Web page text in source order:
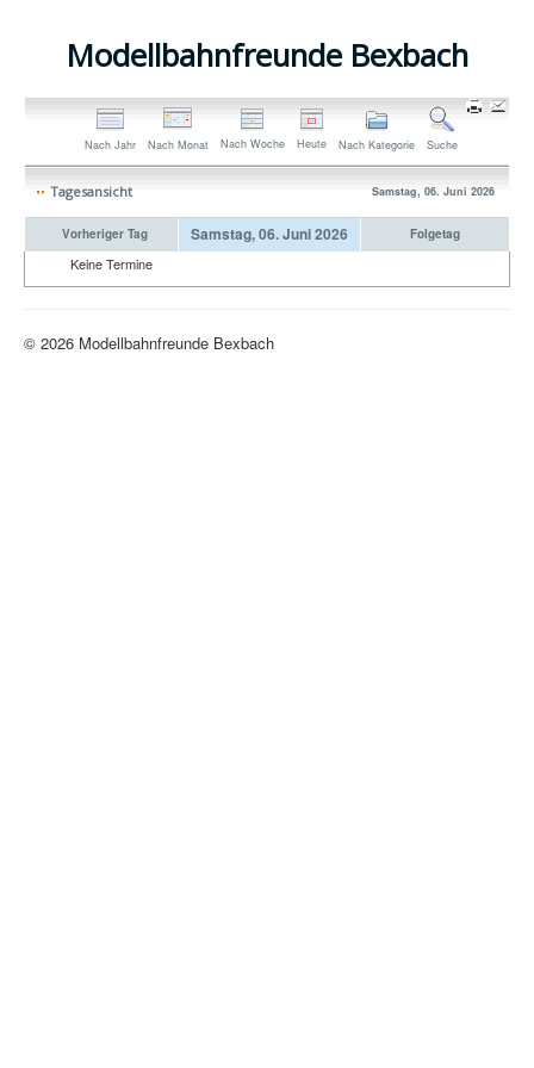
Modellbahnfreunde Bexbach
Nach Jahr Nach Monat Nach Woche Heute Nach Kategorie Suche
Tagesansicht Samstag, 06. Juni 2026
Vorheriger Tag Samstag, 06. Juni 2026 Folgetag
Keine Termine
© 2026 Modellbahnfreunde Bexbach